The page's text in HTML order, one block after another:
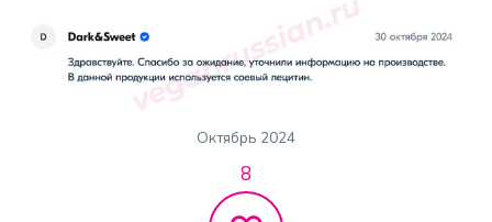
Октябрь 2024
8